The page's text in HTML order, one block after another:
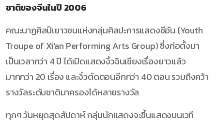
ชาติของจีนในปี 2006
คณะนาฏศิลป์เยาวชนแห่งกลุ่มศิลปะการแสดงซีอัน (Youth
Troupe of Xi'an Performing Arts Group) ซึ่งก่อตั้งมา
เป็นเวลากว่า 4 ปี ได้เปิดแสดงงิ้วฉินเชียงเรื่องยาวแล้ว
มากกว่า 20 เรื่อง และงิ้วตัดตอนอีกกว่า 40 ตอน รวมถึงคว้า
รางวัลระดับชาติมาครองได้หลายรางวัล
ทุกๆ วันหยุดสุดสัปดาห์ กลุ่มนักแสดงจะขึ้นแสดงบนเวที